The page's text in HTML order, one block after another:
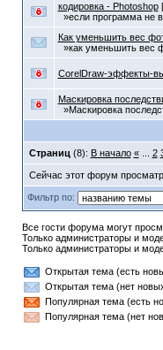
кодировка - Photoshop[
»если программа не
Как уменьшить вес
»как уменьшить вес
CorelDraw-эффекты-
Маскировка
»Маскировка
Страниц (8): В начало «... 2
Сейчас этот форум
Фильтр по:
Все гости форума могут
Только администраторы и
Только администраторы и
Открытая тема (есть
Открытая тема (нет
Популярная тема (есть
Популярная тема (нет